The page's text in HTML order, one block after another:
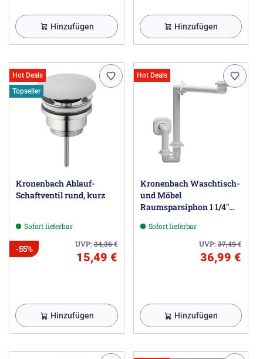
Hinzufügen Hinzufügen
Hot Deals
Topseller
Kronenbach Ablauf-
Schaftventil rund, kurz
Sofort lieferbar
UVP:34,36€
-55%
15,49 €
Hinzufügen
Hot Deals
Kronenbach Waschtisch-
und Möbel
Raumsparsiphon 1 1/4"
Sofort lieferbar
UVP:37,49€
36,99 €
Hinzufügen